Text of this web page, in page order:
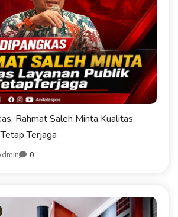
Rahmat Saleh Minta Kualitas
Terjaga
0